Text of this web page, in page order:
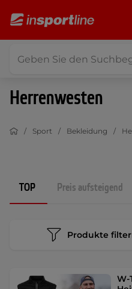
Herrenwesten
Sport Bekleidung
TOP Preis aufsteigend
Produkte
W-